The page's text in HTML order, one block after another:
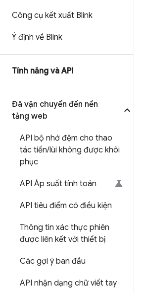
Công cụ kết xuất Blink
Ý định về Blink
Tính năng và API
Đã vận chuyển đến nền
tảng web
API bộ nhớ đệm cho thao
tác tiến/lùi không được khôi
phục
API Áp suất tính toán
API tiêu điểm có điều kiện
Thông tin xác thực phiên
được liên kết với thiết bị
Các gợi ý ban đầu
API nhận dạng chữ viết tay